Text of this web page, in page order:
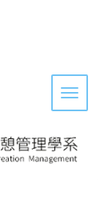
Toggle